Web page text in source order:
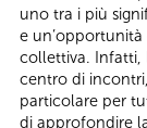
uno tra i più
e
collettiva. Infatti,
centro di
particolare per
di approfondire